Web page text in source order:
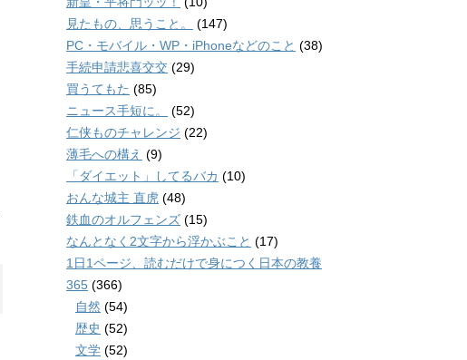
見たもの、思うこと。
(147)
PC・モバイル・WP・iPhoneなどのこと (38)
手続申請悲喜交交 (29)
買うてもた (85)
ニュース手短に。
(52)
仁侠ものチャレンジ (22)
薄毛への構え (9)
「ダイエット」してるバカ (10)
おんな城主 直虎 (48)
鉄血のオルフェンズ (15)
なんとなく2文字から浮かぶこと (17)
1日1ページ、読むだけで身につく日本の教養
365 (366)
自然 (54)
歴史 (52)
文学 (52)